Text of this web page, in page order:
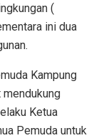
(
ini dua
Kampung
mendukung
Ketua
Pemuda untuk